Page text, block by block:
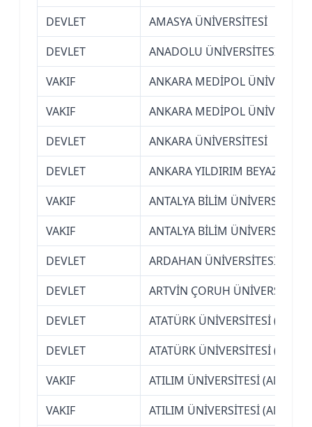
DEVLET
AMASYA ÜNİVERSİTESİ
DEVLET
ANADOLU ÜNİVERSİTESİ
VAKIF
ANKARA MEDİPOL
VAKIF
ANKARA MEDİPOL
DEVLET
ANKARA ÜNİVERSİTESİ
DEVLET
ANKARA YILDIRIM BEYAZIT
VAKIF
ANTALYA BİLİM ÜNİVERSİTESİ
VAKIF
ANTALYA BİLİM ÜNİVERSİTESİ
DEVLET
ARDAHAN ÜNİVERSİTESİ
DEVLET
ARTVİN ÇORUH ÜNİVERSİTESİ
DEVLET
ATATÜRK ÜNİVERSİTESİ
DEVLET
ATATÜRK ÜNİVERSİTESİ
VAKIF
ATILIM ÜNİVERSİTESİ (ANKARA)
VAKIF
ATILIM ÜNİVERSİTESİ (ANKARA)